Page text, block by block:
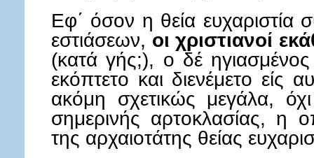
Εφ΄ όσον η θεία ευχαριστία
εστιάσεων, οι χριστιανοί
(κατά γής;), ο δέ
εκόπτετο και διενέμετο είς
ακόμη σχετικώς μεγάλα,
σημερινής αρτοκλασίας, η
της αρχαιοτάτης θείας